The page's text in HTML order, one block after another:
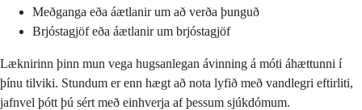
Meðganga eða áætlanir um að verða þunguð
Brjóstagjöf eða áætlanir um brjóstagjöf
Læknirinn þinn mun vega hugsanlegan ávinning á móti áhættunni í
þínu tilviki. Stundum er enn hægt að nota lyfið með vandlegri eftirliti,
jafnvel þótt þú sért með einhverja af þessum sjúkdómum.